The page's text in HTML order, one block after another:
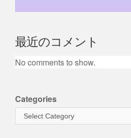
最近のコメント
No comments to show.
Categories